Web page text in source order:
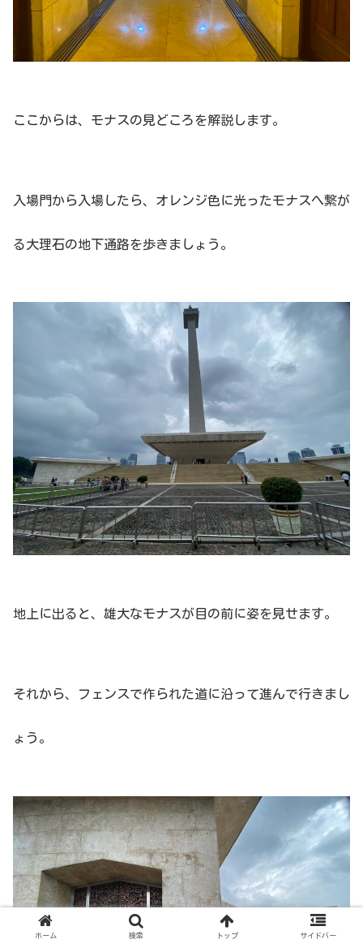
ここからは、モナスの見どころを解説します。
入場門から入場したら、オレンジ色に光ったモナスへ繋が
る大理石の地下通路を歩きましょう。
地上に出ると、雄大なモナスが目の前に姿を見せます。
それから、フェンスで作られた道に沿って進んで行きまし
ょう。
ホーム 検索 トップ サイドバー